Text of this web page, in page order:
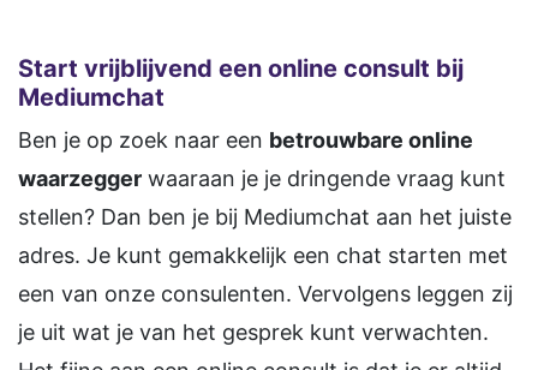
Start vrijblijvend een online consult bij
Mediumchat
Ben je op zoek naar een betrouwbare online
waarzegger waaraan je je dringende vraag kunt
stellen? Dan ben je bij Mediumchat aan het juiste
adres. Je kunt gemakkelijk een chat starten met
een van onze consulenten. Vervolgens leggen zij
je uit wat je van het gesprek kunt verwachten.